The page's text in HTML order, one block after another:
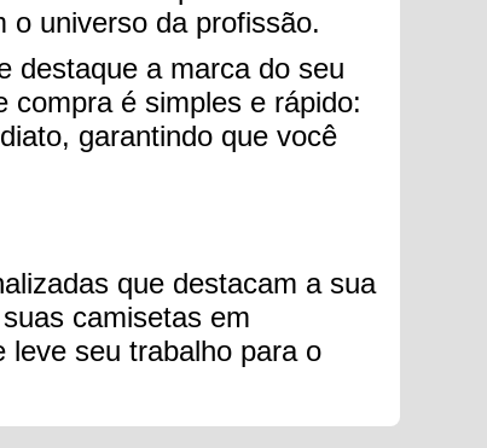
o universo da profissão.
destaque a marca do seu
compra é simples e rápido:
garantindo que você
que destacam a sua
camisetas em
leve seu trabalho para o